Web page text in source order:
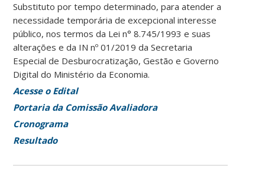
Substituto por tempo determinado, para atender a
necessidade temporária de excepcional interesse
público, nos termos da Lei n° 8.745/1993 e suas
alterações e da IN nº 01/2019 da Secretaria
Especial de Desburocratização, Gestão e Governo
Digital do Ministério da Economia.
Acesse o Edital
Portaria da Comissão Avaliadora
Cronograma
Resultado